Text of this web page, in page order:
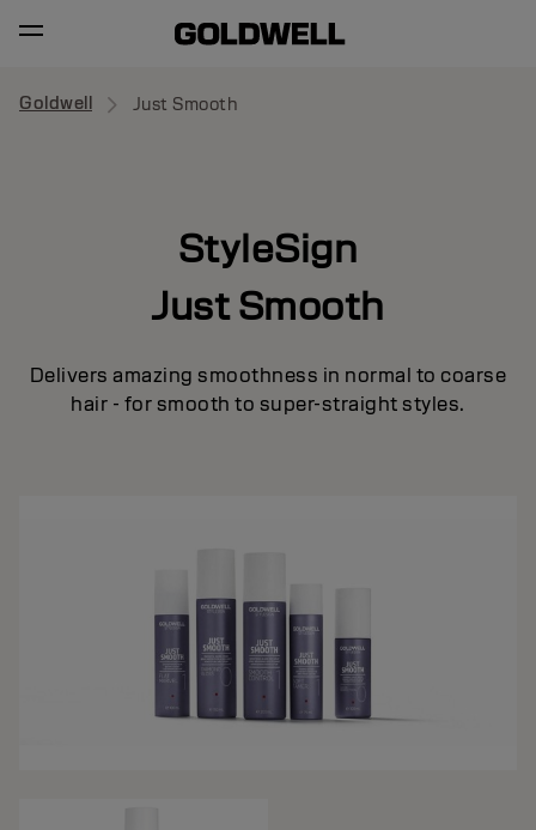
Goldwell Just Smooth
StyleSign
Just Smooth
Delivers amazing smoothness in normal to coarse
hair - for smooth to super-straight styles.